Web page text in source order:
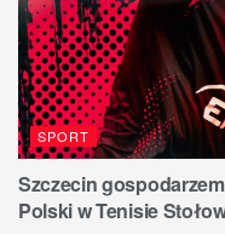
SPORT
Szczecin
Polski w Tenisie